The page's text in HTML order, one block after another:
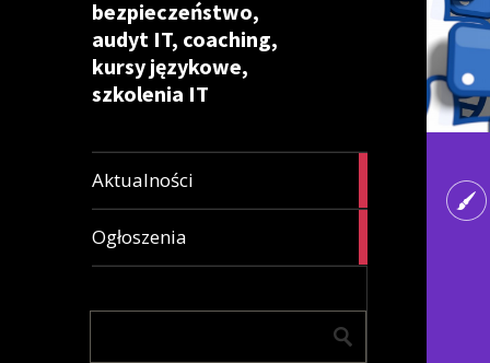
bezpieczeństwo,
audyt IT, coaching,
kursy językowe,
szkolenia IT
Aktualności
Ogłoszenia